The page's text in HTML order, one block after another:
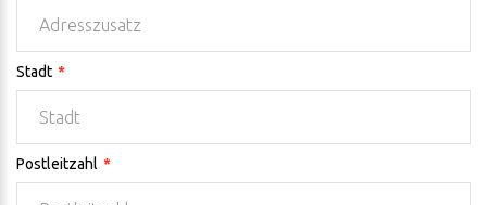
Stadt
Postleitzahl